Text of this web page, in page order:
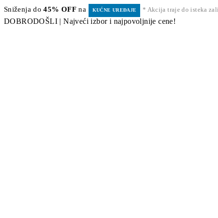
Sniženja do45% OFF na KUĆNE UREĐAJE * Akcija traje do isteka
DOBRODOŠLI | Najveći izbor i najpovoljnije cene!